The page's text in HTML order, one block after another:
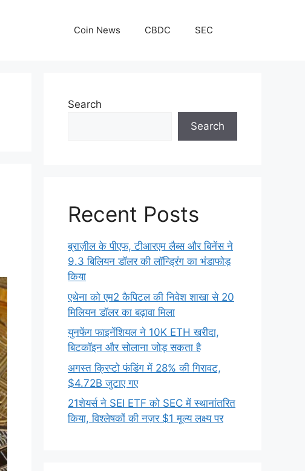
Coin News CBDC SEC
Search
Search
Recent Posts
ब्राज़ील के पीएफ, टीआरएम लैब्स और बिनेंस ने
9.3 बिलियन डॉलर की लॉन्ड्रिंग का भंडाफोड़
किया
एथेना को एम2 कैपिटल की निवेश शाखा से 20
मिलियन डॉलर का बढ़ावा मिला
युनफेंग फाइनेंशियल ने 10K ETH खरीदा,
बिटकॉइन और सोलाना जोड़ सकता है
अगस्त क्रिप्टो फंडिंग में 28% की गिरावट,
$4.72B जुटाए गए
21शेयर्स ने SEI ETF को SEC में स्थानांतरित
किया, विश्लेषकों की नज़र $1 मूल्य लक्ष्य पर